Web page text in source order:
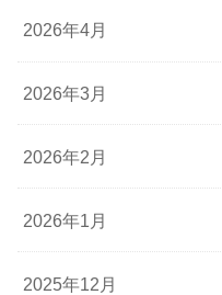
2026年4月
2026年3月
2026年2月
2026年1月
2025年12月